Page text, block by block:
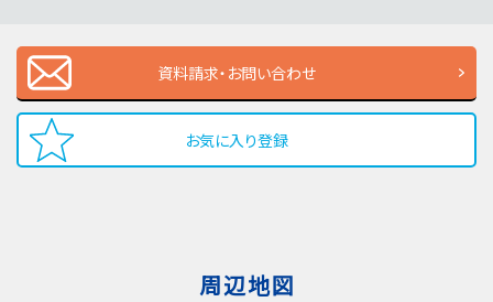
資料請求・お問い合わせ
お気に入り登録
周辺地図